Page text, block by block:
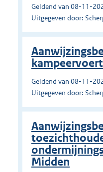
Geldend van 08-11-
Uitgegeven door:
Geldend van 08-11-
Uitgegeven door:
Midden